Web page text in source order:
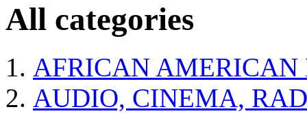
All categories
AFRICAN AMERICAN
AUDIO, CINEMA,